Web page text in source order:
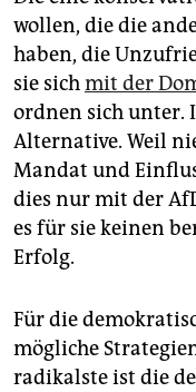
wollen, die die
haben, die
sie sichmit der
ordnen sich unter.
Alternative. Weil
Mandat und
dies nur mit der
es für sie keinen
Erfolg.
Für die
mögliche
radikalste ist die